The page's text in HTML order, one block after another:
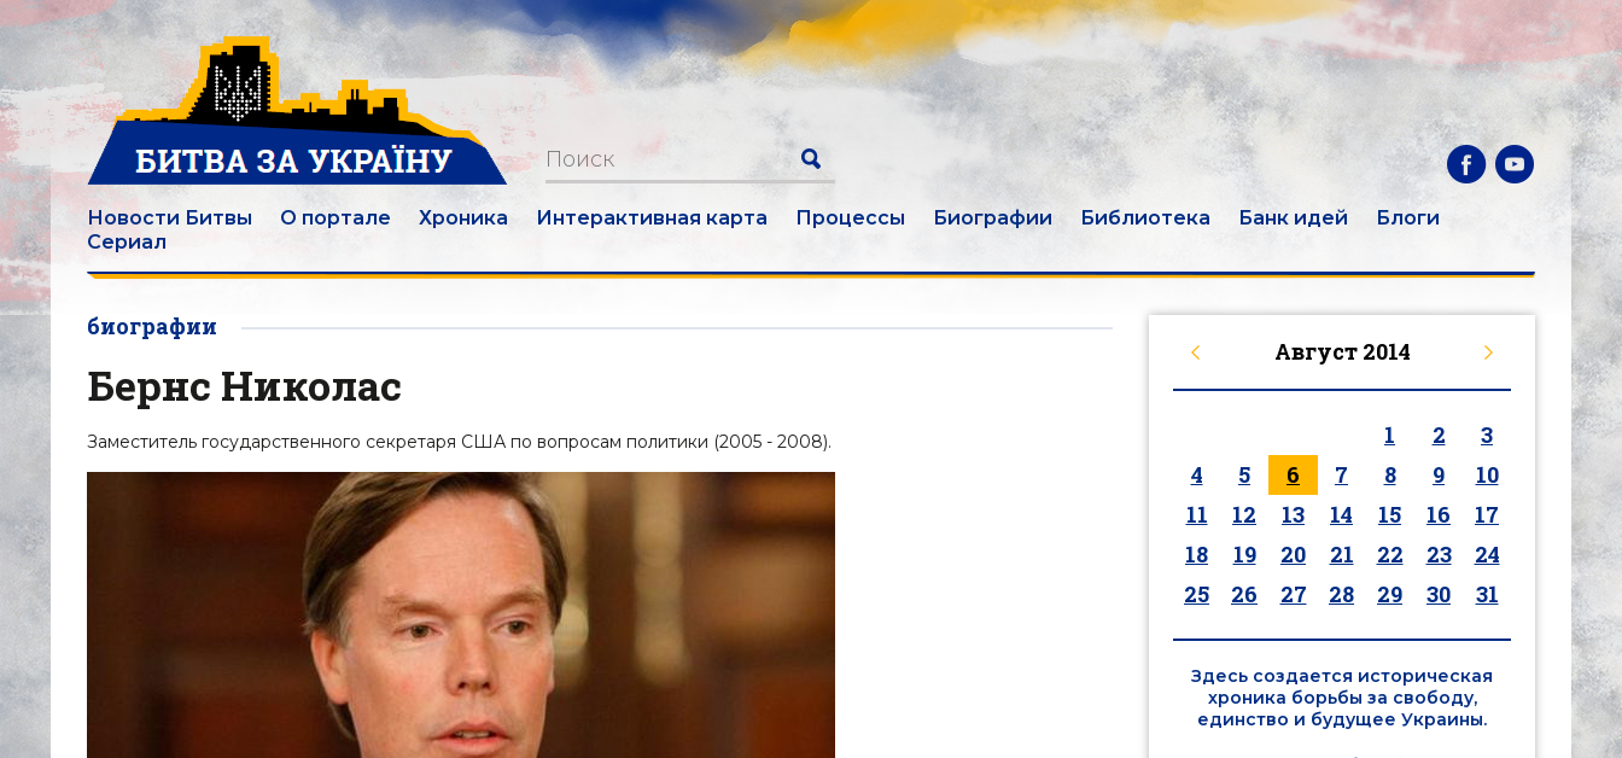
Новости Битвы О портале Хроника Интерактивная карта Процессы Биографии Библиотека Банк идей
Блоги
Сериал
биографии
Бернс Николас
Заместитель государственного секретаря США по вопросам политики (2005 - 2008).
Август 2014
1 2
3
4
5 6 7 8 9
10
11
12 13 14 15 16
17
18
19 20 21 22 23
24
25
26 27 28 29 30 31
Здесь создается историческая
хроника борьбы за свободу,
единство и будущее Украины.